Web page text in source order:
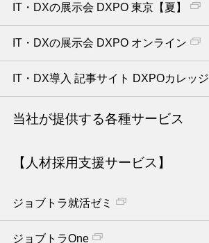
IT・DXの展示会 DXPO 東京【夏】
IT・DXの展示会 DXPO オンライン
IT・DX導入 記事サイト DXPOカレッジ
当社が提供する各種サービス
【人材採用支援サービス】
ジョブトラ就活ゼミ
ジョブトラOne